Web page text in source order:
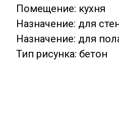
Помещение: кухня
Назначение: для
Назначение: для
Тип рисунка: бетон